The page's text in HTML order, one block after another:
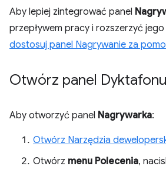
Aby lepiej zintegrować panel
przepływem pracy i rozszerzyć
dostosuj panel Nagrywanie za
Otwórz panel Dyktafonu
Aby otworzyć panel Nagrywarka:
Otwórz Narzędzia
Otwórz menu Polecenia,